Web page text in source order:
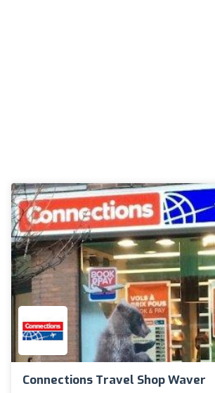
Connections Travel Shop Waver